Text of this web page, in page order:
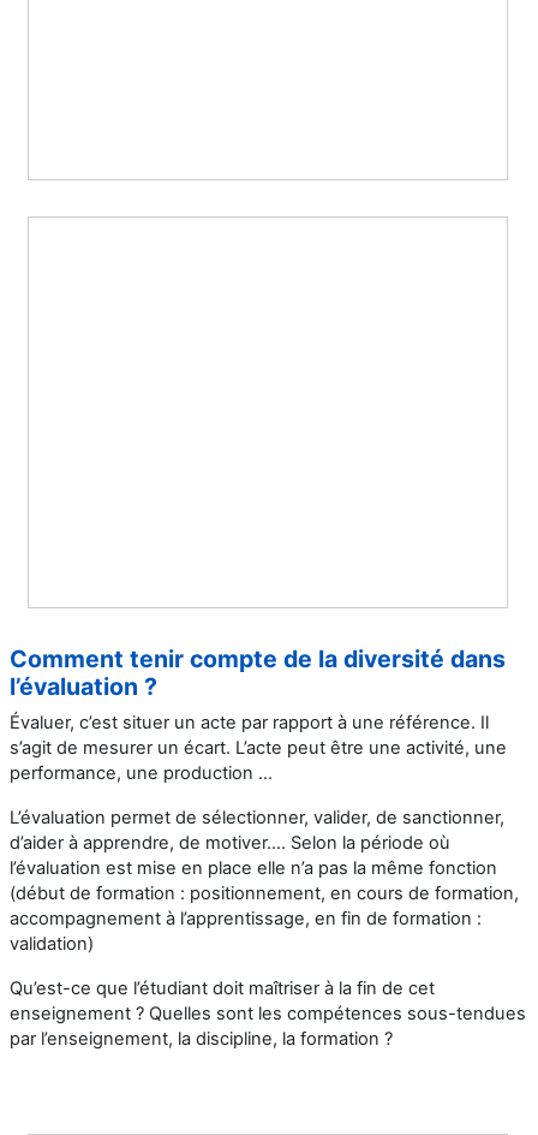
Comment tenir compte de la diversité dans
l’évaluation ?
Évaluer, c’est situer un acte par rapport à une référence. Il
s’agit de mesurer un écart. L’acte peut être une activité, une
performance, une production ...
L’évaluation permet de sélectionner, valider, de sanctionner,
d’aider à apprendre, de motiver…. Selon la période où
l’évaluation est mise en place elle n’a pas la même fonction
(début de formation : positionnement, en cours de formation,
accompagnement à l’apprentissage, en fin de formation :
validation)
Qu’est-ce que l’étudiant doit maîtriser à la fin de cet
enseignement ? Quelles sont les compétences sous-tendues
par l’enseignement, la discipline, la formation ?